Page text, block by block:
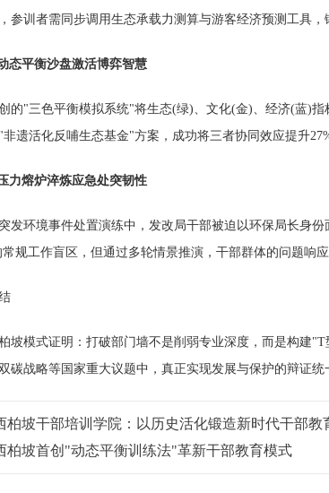
参训者需同步调用生态承载力测算与游客经济预测工具，
态平衡沙盘激活博弈智慧
"三色平衡模拟系统"将生态(绿)、文化(金)、经济(蓝)指
遗活化反哺生态基金"方案，成功将三者协同效应提升
力熔炉淬炼应急处突韧性
环境事件处置演练中，发改局干部被迫以环保局长身份
常规工作盲区，但通过多轮情景推演，干部群体的问题响
模式证明：打破部门墙不是削弱专业深度，而是构建"T
碳战略等国家重大议题中，真正实现发展与保护的辩证
柏坡干部培训学院：以历史活化锻造新时代干部教
柏坡首创"动态平衡训练法"革新干部教育模式